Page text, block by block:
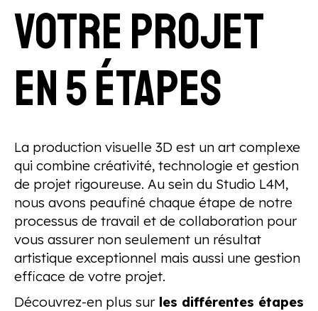
Votre projet
en 5 étapes
La production visuelle 3D est un art complexe
qui combine créativité, technologie et gestion
de projet rigoureuse. Au sein du Studio L4M,
nous avons peaufiné chaque étape de notre
processus de travail et de collaboration pour
vous assurer non seulement un résultat
artistique exceptionnel mais aussi une gestion
efficace de votre projet.
Découvrez-en plus sur les différentes étapes